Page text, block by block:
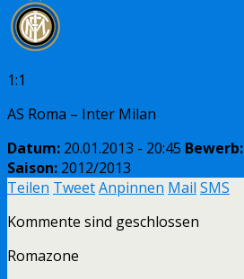
1:1
AS Roma – Inter Milan
Datum: 20.01.2013 - 20:45 Bewerb:
Saison: 2012/2013
Teilen TweetAnpinnen Mail SMS
Kommente sind geschlossen
Romazone